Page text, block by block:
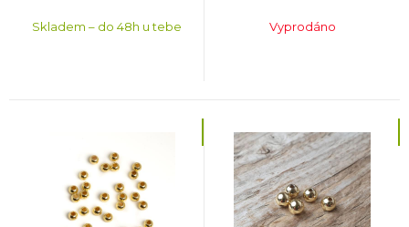
Skladem – do 48h u tebe Vyprodáno